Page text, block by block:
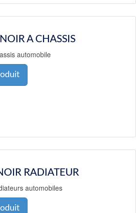
NOIR A CHASSIS
automobile
RADIATEUR
automobiles